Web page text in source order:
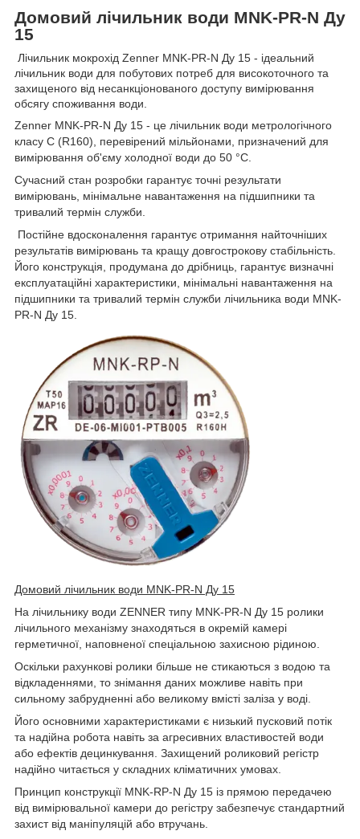
Домовий лічильник води MNK-PR-N Ду
15
Лічильник мокрохід Zenner MNK-PR-N Ду 15 - ідеальний
лічильник води для побутових потреб для високоточного та
захищеного від несанкціонованого доступу вимірювання
обсягу споживання води.
Zenner MNK-PR-N Ду 15 - це лічильник води метрологічного
класу С (R160), перевірений мільйонами, призначений для
вимірювання об'єму холодної води до 50 °С.
Сучасний стан розробки гарантує точні результати
вимірювань, мінімальне навантаження на підшипники та
тривалий термін служби.
Постійне вдосконалення гарантує отримання найточніших
результатів вимірювань та кращу довгострокову стабільність.
Його конструкція, продумана до дрібниць, гарантує визначні
експлуатаційні характеристики, мінімальні навантаження на
підшипники та тривалий термін служби лічильника води MNK-
PR-N Ду 15.
Домовий лічильник води MNK-PR-N Ду 15
На лічильнику води ZENNER типу MNK-PR-N Ду 15 ролики
лічильного механізму знаходяться в окремій камері
герметичної, наповненої спеціальною захисною рідиною.
Оскільки рахункові ролики більше не стикаються з водою та
відкладеннями, то знімання даних можливе навіть при
сильному забрудненні або великому вмісті заліза у воді.
Його основними характеристиками є низький пусковий потік
та надійна робота навіть за агресивних властивостей води
або ефектів децинкування. Захищений роликовий регістр
надійно читається у складних кліматичних умовах.
Принцип конструкції MNK-RP-N Ду 15 із прямою передачею
від вимірювальної камери до регістру забезпечує стандартний
захист від маніпуляцій або втручань.